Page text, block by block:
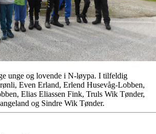
unge og lovende i N-løypa. I tilfeldig
Even Erland, Erlend Husevåg-Lobben,
Elias Eliassen Fink, Truls Wik Tønder,
og Sindre Wik Tønder.